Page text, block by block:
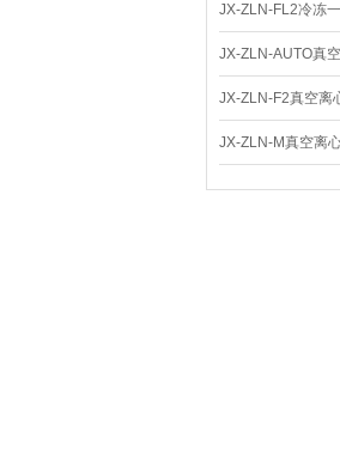
JX-ZLN-FL2冷冻
仪 低温功能
JX-ZLN-AUTO真
体
JX-ZLN-F2真空离
JX-ZLN-M真空离
屏